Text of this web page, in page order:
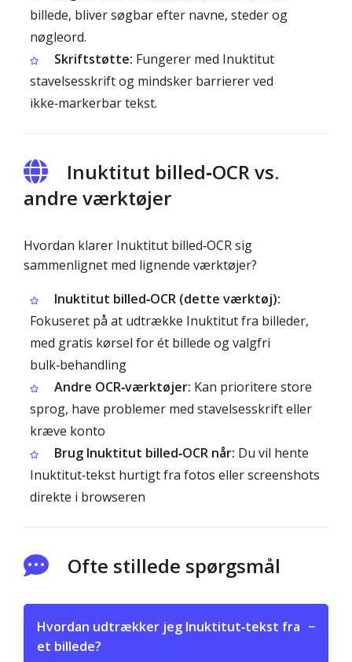
billede, bliver søgbar efter navne, steder og
nøgleord.
Skriftstøtte: Fungerer med Inuktitut
stavelsesskrift og mindsker barrierer ved
ikke‑markerbar tekst.
Inuktitut billed‑OCR vs.
andre værktøjer
Hvordan klarer Inuktitut billed‑OCR sig
sammenlignet med lignende værktøjer?
Inuktitut billed‑OCR (dette værktøj):
Fokuseret på at udtrække Inuktitut fra billeder,
med gratis kørsel for ét billede og valgfri
bulk‑behandling
Andre OCR‑værktøjer: Kan prioritere store
sprog, have problemer med stavelsesskrift eller
kræve konto
Brug Inuktitut billed‑OCR når: Du vil hente
Inuktitut‑tekst hurtigt fra fotos eller screenshots
direkte i browseren
Ofte stillede spørgsmål
Hvordan udtrækker jeg Inuktitut‑tekst fra
et billede?
−